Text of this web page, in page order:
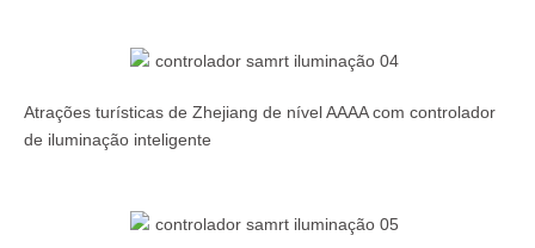
Atrações turísticas de Zhejiang de nível AAAA com controlador
de iluminação inteligente